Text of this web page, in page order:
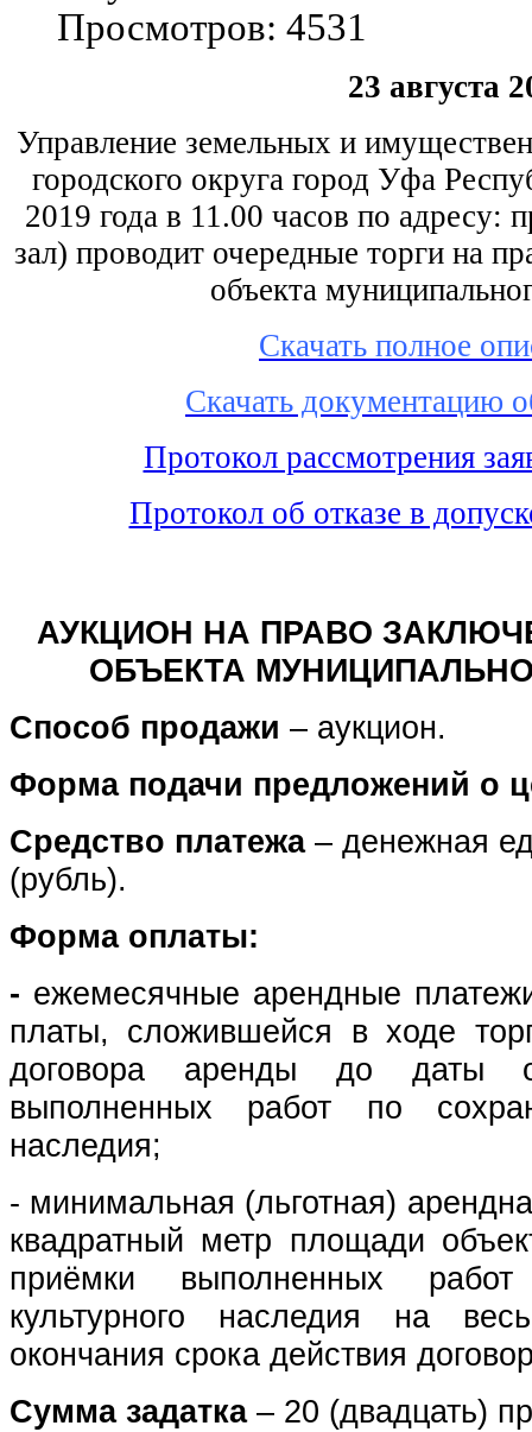
Просмотров: 4531
23 августа
Управление земельных и
городского округа город Уфа
2019 года в 11.00 часов по адресу:
зал) проводит очередные торги на
объекта
Скачать полное
Cкачать документацию
Протокол рассмотрения
Протокол об отказе в
АУКЦИОН НА ПРАВО
ОБЪЕКТА
Способ продажи – аукцион.
Форма подачи предложений о
Средство платежа– денежная
(рубль).
Форма оплаты:
- ежемесячные арендные
платы, сложившейся в ходе
договора аренды до даты
выполненных работ по
наследия;
- минимальная (льготная)
квадратный метр площади
приёмки выполненных
культурного наследия на
окончания срока действия
Сумма задатка– 20 (двадцать)